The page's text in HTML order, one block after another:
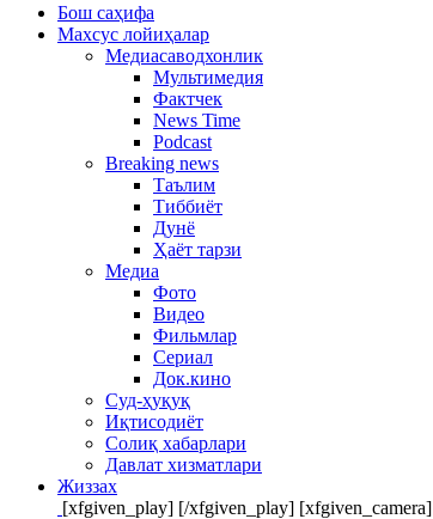
Бош саҳифа
Махсус лойиҳалар
Медиасаводхонлик
Мультимедия
Фактчек
News Time
Podcast
Breaking news
Таълим
Тиббиёт
Дунё
Ҳаёт тарзи
Медиа
Фото
Видео
Фильмлар
Сериал
Док.кино
Суд-ҳуқуқ
Иқтисодиёт
Солиқ хабарлари
Давлат хизматлари
Жиззах
[xfgiven_play] [/xfgiven_play] [xfgiven_camera]